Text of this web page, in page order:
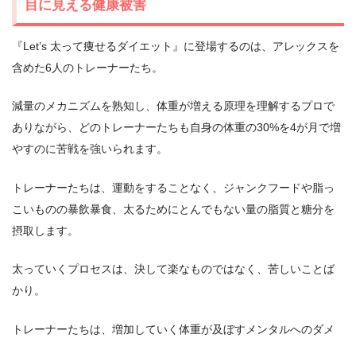
目に見える健康被害
『Let’s 太って痩せるダイエット』に登場するのは、アレックスを
含めた6人のトレーナーたち。
減量のメカニズムを熟知し、体重が増える原理を理解するプロで
ありながら、どのトレーナーたちも自身の体重の30%を4が月で増
やすのに苦戦を強いられます。
トレーナーたちは、運動をすることなく、ジャンクフードや脂っ
こいものの暴飲暴食、太るためにとんでもない量の脂質と糖分を
摂取します。
太っていくプロセスは、決して楽なものではなく、苦しいことば
かり。
トレーナーたちは、増加していく体重が及ぼすメンタルへのダメ